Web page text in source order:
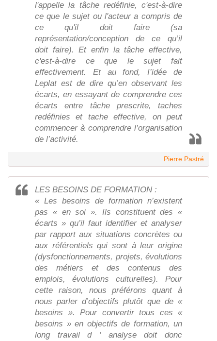
l'appelle la tâche redéfinie, c'est-à-dire
ce que le sujet ou l'acteur a compris de
ce qu'il doit faire (sa
représentation/conception de ce qu’il
doit faire). Et enfin la tâche effective,
c'est-à-dire ce que le sujet fait
effectivement. Et au fond, I’idée de
Leplat est de dire qu’en observant les
écarts, en essayant de comprendre ces
écarts entre tâche prescrite, taches
redéfinies et tache effective, on peut
commencer à comprendre l’organisation
de l’activité.
Pierre Pastré
LES BESOINS DE FORMATION :
« Les besoins de formation n’existent
pas « en soi ». Ils constituent des «
écarts » qu’il faut identifier et analyser
par rapport aux situations concrètes ou
aux référentiels qui sont à leur origine
(dysfonctionnements, projets, évolutions
des métiers et des contenus des
emplois, évolutions culturelles). Pour
cette raison, nous préférons quant à
nous parler d’objectifs plutôt que de «
besoins ». Pour convertir tous ces «
besoins » en objectifs de formation, un
long travail d ’ analyse doit donc